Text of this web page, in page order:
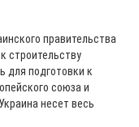
правительства
строительству
для подготовки к
союза и
несет весь